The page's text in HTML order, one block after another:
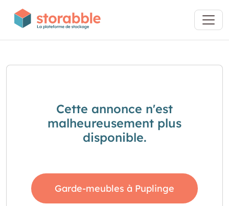
Cette annonce n'est
malheureusement plus
disponible.
Garde-meubles à Puplinge